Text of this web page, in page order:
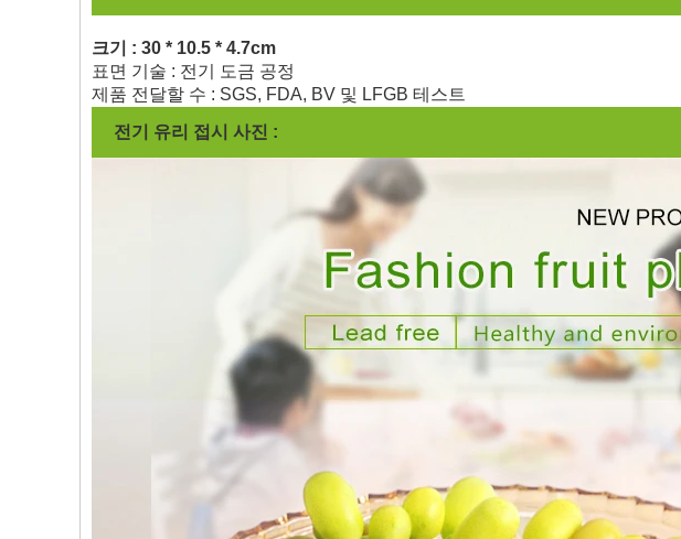
크기 : 30 * 10.5 * 4.7cm
표면 기술 : 전기 도금 공정
제품 전달할 수 : SGS, FDA, BV 및 LFGB 테스트
전기 유리 접시 사진 :